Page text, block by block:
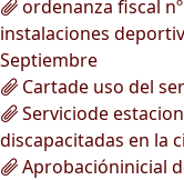
ordenanza fiscal
instalaciones
Septiembre
Cartade uso del
Serviciode
discapacitadas en la
Aprobacióninicial